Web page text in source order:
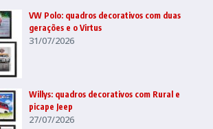
VW Polo: quadros decorativos com duas
gerações e o Virtus
31/07/2026
Willys: quadros decorativos com Rural e
picape Jeep
27/07/2026